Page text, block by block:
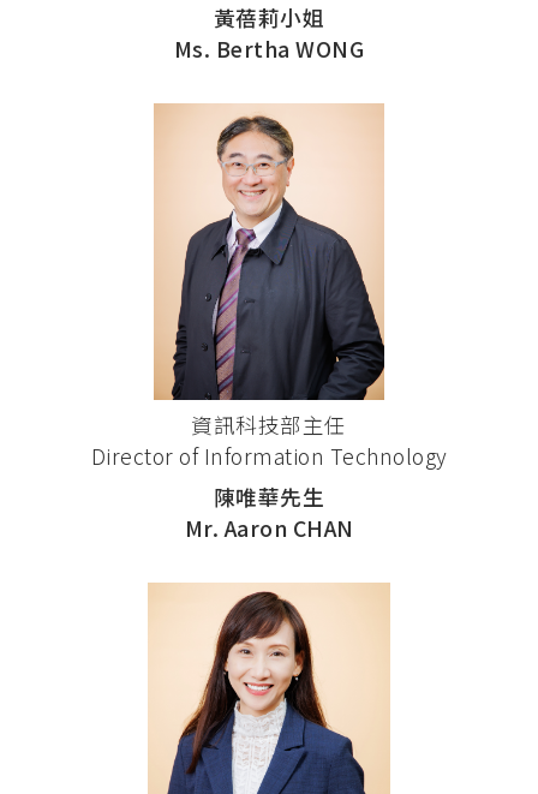
黃蓓莉小姐
Ms. Bertha WONG
資訊科技部主任
Director of Information Technology
陳唯華先生
Mr. Aaron CHAN